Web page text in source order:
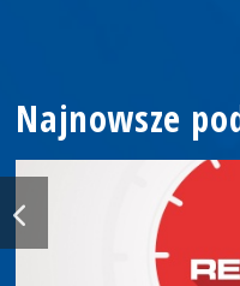
Najnowsze